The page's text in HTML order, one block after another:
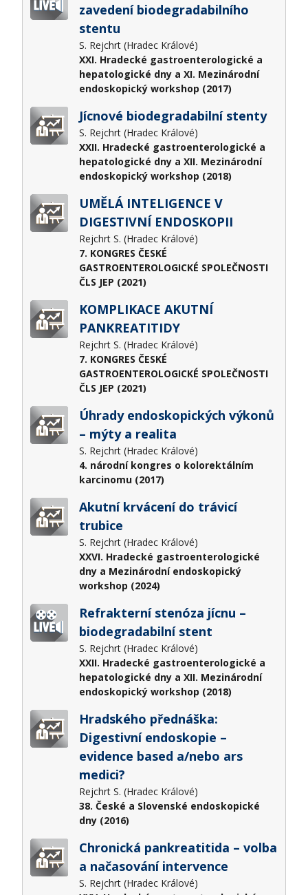
zavedení biodegradabilního
stentu
S. Rejchrt (Hradec Králové)
XXI. Hradecké gastroenterologické a
hepatologické dny a XI. Mezinárodní
endoskopický workshop (2017)
Jícnové biodegradabilní stenty
S. Rejchrt (Hradec Králové)
XXII. Hradecké gastroenterologické a
hepatologické dny a XII. Mezinárodní
endoskopický workshop (2018)
UMĚLÁ INTELIGENCE V
DIGESTIVNÍ ENDOSKOPII
Rejchrt S. (Hradec Králové)
7. KONGRES ČESKÉ
GASTROENTEROLOGICKÉ SPOLEČNOSTI
ČLS JEP (2021)
KOMPLIKACE AKUTNÍ
PANKREATITIDY
Rejchrt S. (Hradec Králové)
7. KONGRES ČESKÉ
GASTROENTEROLOGICKÉ SPOLEČNOSTI
ČLS JEP (2021)
Úhrady endoskopických výkonů
– mýty a realita
S. Rejchrt (Hradec Králové)
4. národní kongres o kolorektálním
karcinomu (2017)
Akutní krvácení do trávicí
trubice
S. Rejchrt (Hradec Králové)
XXVI. Hradecké gastroenterologické
dny a Mezinárodní endoskopický
workshop (2024)
Refrakterní stenóza jícnu –
biodegradabilní stent
S. Rejchrt (Hradec Králové)
XXII. Hradecké gastroenterologické a
hepatologické dny a XII. Mezinárodní
endoskopický workshop (2018)
Hradského přednáška:
Digestivní endoskopie –
evidence based a/nebo ars
medici?​
Rejchrt S. (Hradec Králové)
38. České a Slovenské endoskopické
dny (2016)
Chronická pankreatitida – volba
a načasování intervence
S. Rejchrt (Hradec Králové)